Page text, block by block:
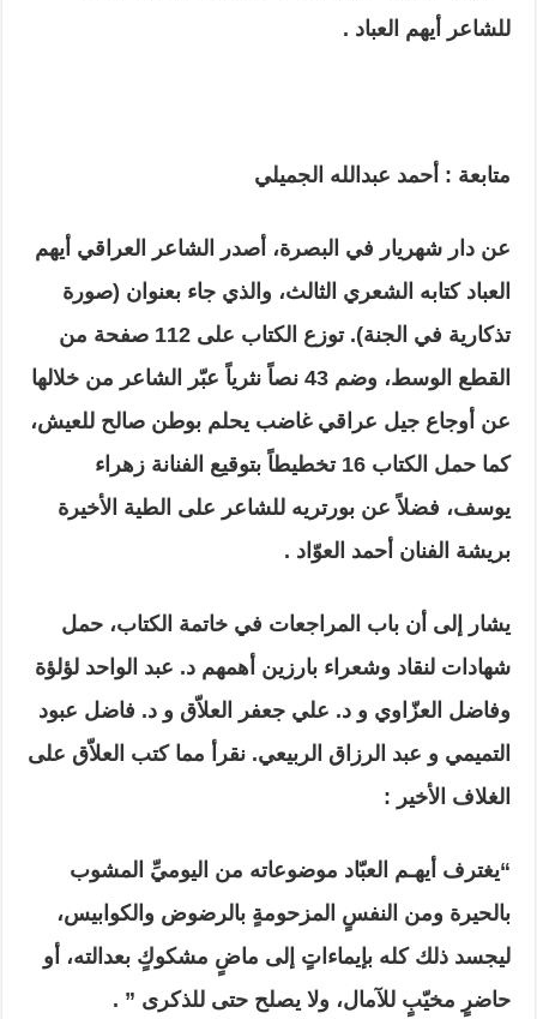
للشاعر أيهم العباد .
متابعة : أحمد عبدالله الجميلي
عن دار شهريار في البصرة، أصدر الشاعر العراقي أيهم
العباد كتابه الشعري الثالث، والذي جاء بعنوان (صورة
تذكارية في الجنة). توزع الكتاب على 112 صفحة من
القطع الوسط، وضم 43 نصاً نثرياً عبّر الشاعر من خلالها
عن أوجاع جيل عراقي غاضب يحلم بوطن صالح للعيش،
كما حمل الكتاب 16 تخطيطاً بتوقيع الفنانة زهراء
يوسف، فضلاً عن بورتريه للشاعر على الطية الأخيرة
بريشة الفنان أحمد العوّاد .
يشار إلى أن باب المراجعات في خاتمة الكتاب، حمل
شهادات لنقاد وشعراء بارزين أهمهم د. عبد الواحد لؤلؤة
وفاضل العزّاوي و د. علي جعفر العلاّق و د. فاضل عبود
التميمي و عبد الرزاق الربيعي. نقرأ مما كتب العلاّق على
الغلاف الأخير :
“يغترف أيهـم العبّاد موضوعاته من اليوميِّ المشوب
بالحيرة ومن النفسٍ المزحومةٍ بالرضوض والكوابيس،
ليجسد ذلك كله بإيماءاتٍ إلى ماضٍ مشكوكٍ بعدالته، أو
حاضرٍ مخيّبٍ للآمال، ولا يصلح حتى للذكرى ” .